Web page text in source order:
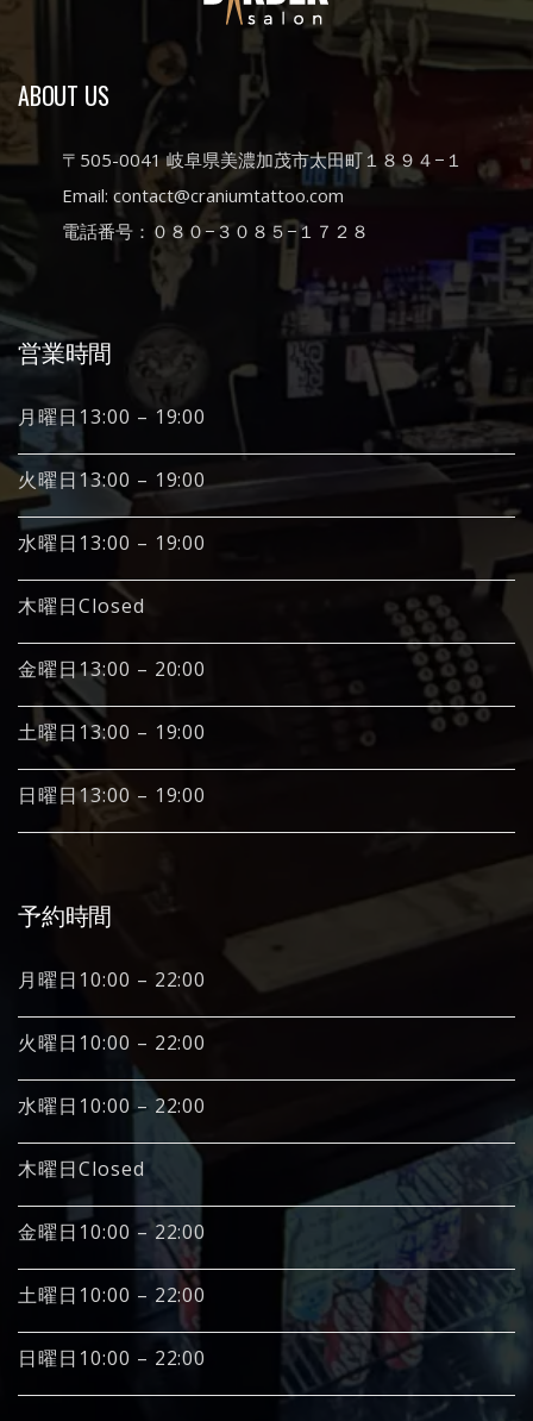
ABOUT US
〒505-0041 岐阜県美濃加茂市太田町１８９４−１
Email: contact@craniumtattoo.com
電話番号：０８０−３０８５−１７２８
営業時間
月曜日13:00 – 19:00
火曜日13:00 – 19:00
水曜日13:00 – 19:00
木曜日Closed
金曜日13:00 – 20:00
土曜日13:00 – 19:00
日曜日13:00 – 19:00
予約時間
月曜日10:00 – 22:00
火曜日10:00 – 22:00
水曜日10:00 – 22:00
木曜日Closed
金曜日10:00 – 22:00
土曜日10:00 – 22:00
日曜日10:00 – 22:00